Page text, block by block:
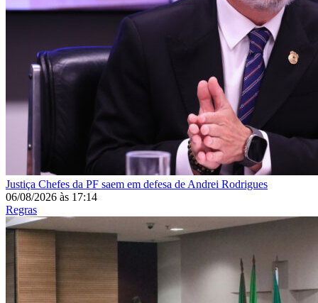
Justiça Chefes da PF saem em defesa de Andrei Rodrigues
06/08/2026 às 17:14
Regras